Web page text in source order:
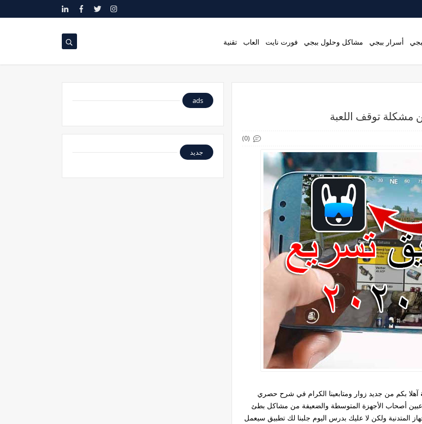
أسرار ببجي مشاكل وحلول ببجي فورت نايت العاب تقنية
مشكلة توقف اللعبة
(0)
آهلا بكم من جديد زوار ومتابعينا الكرام في شرح حصري
أصحاب الأجهزة المتوسطة والضعيفة من مشاكل بطئ
المتدنية ولكن لا عليك بدرس اليوم جلبنا لك تطبيق سيعمل
ads
جديد